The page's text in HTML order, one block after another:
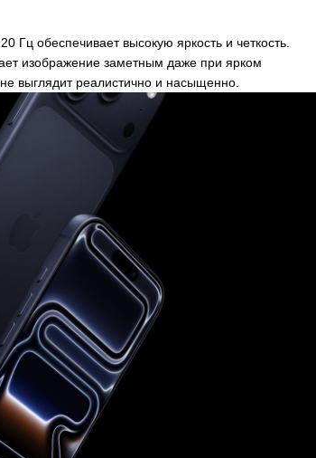
Гц обеспечивает высокую яркость и четкость.
изображение заметным даже при ярком
выглядит реалистично и насыщенно.